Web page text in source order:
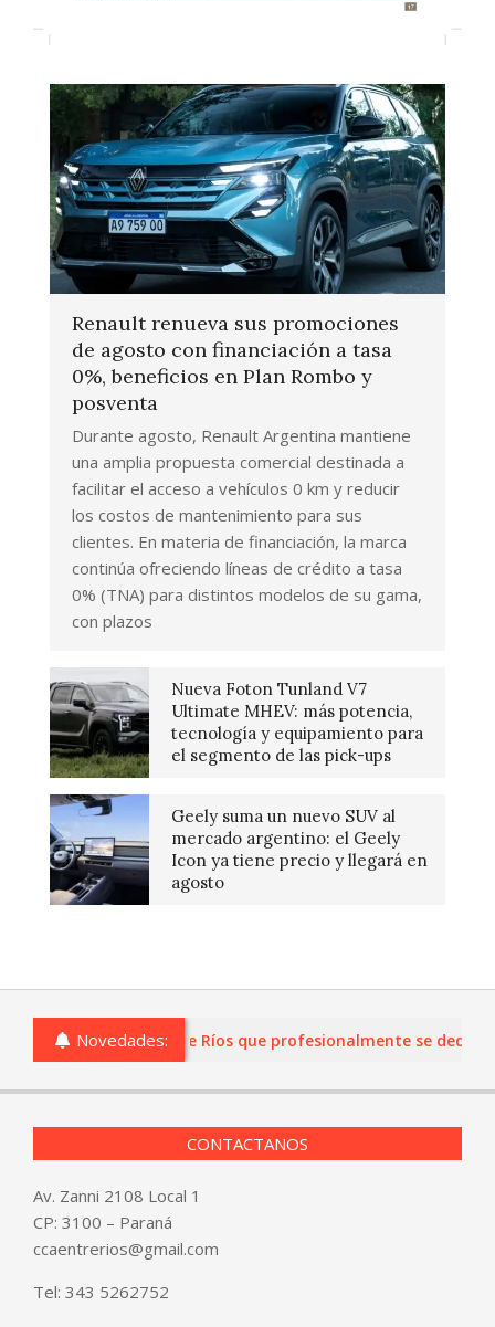
Renault renueva sus promociones
de agosto con financiación a tasa
0%, beneficios en Plan Rombo y
posventa
Durante agosto, Renault Argentina mantiene
una amplia propuesta comercial destinada a
facilitar el acceso a vehículos 0 km y reducir
los costos de mantenimiento para sus
clientes. En materia de financiación, la marca
continúa ofreciendo líneas de crédito a tasa
0% (TNA) para distintos modelos de su gama,
con plazos
Nueva Foton Tunland V7
Ultimate MHEV: más potencia,
tecnología y equipamiento para
el segmento de las pick-ups
Geely suma un nuevo SUV al
mercado argentino: el Geely
Icon ya tiene precio y llegará en
agosto
Novedades:
o comercios de Entre Ríos que profesionalmente se
CONTACTANOS
Av. Zanni 2108 Local 1
CP: 3100 – Paraná
ccaentrerios@gmail.com
Tel: 343 5262752